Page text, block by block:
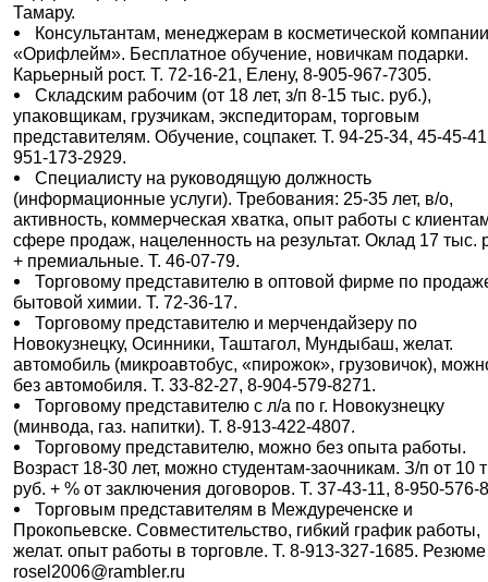
Тамару.
Консультантам, менеджерам в косметической
«Орифлейм». Бесплатное обучение, новичкам подарки.
Карьерный рост. Т. 72-16-21, Елену, 8-905-967-7305.
Складским рабочим (от 18 лет, з/п 8-15 тыс. руб.),
упаковщикам, грузчикам, экспедиторам, торговым
представителям. Обучение, соцпакет. Т. 94-25-34, 45-45-
951-173-2929.
Специалисту на руководящую должность
(информационные услуги). Требования: 25-35 лет, в/о,
активность, коммерческая хватка, опыт работы с
сфере продаж, нацеленность на результат. Оклад 17 тыс.
+ премиальные. Т. 46-07-79.
Торговому представителю в оптовой фирме по
бытовой химии. Т. 72-36-17.
Торговому представителю и мерчендайзеру по
Новокузнецку, Осинники, Таштагол, Мундыбаш, желат.
автомобиль (микроавтобус, «пирожок», грузовичок),
без автомобиля. Т. 33-82-27, 8-904-579-8271.
Торговому представителю с л/а по г. Новокузнецку
(минвода, газ. напитки). Т. 8-913-422-4807.
Торговому представителю, можно без опыта работы.
Возраст 18-30 лет, можно студентам-заочникам. З/п от 10
руб. + % от заключения договоров. Т. 37-43-11, 8-950-576-
Торговым представителям в Междуреченске и
Прокопьевске. Совместительство, гибкий график работы,
желат. опыт работы в торговле. Т. 8-913-327-1685.
rosel2006@rambler.ru